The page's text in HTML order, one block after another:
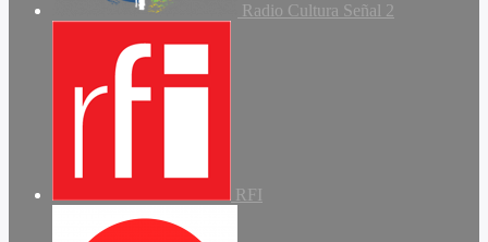
Radio Cultura Señal 2
RFI